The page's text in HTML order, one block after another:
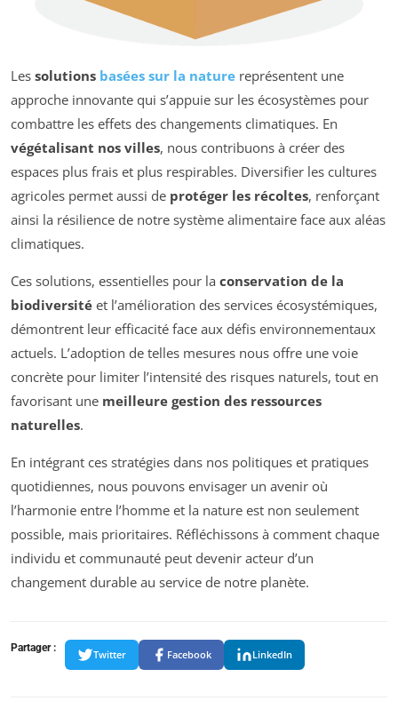
Les solutions basées sur la nature représentent une
approche innovante qui s’appuie sur les écosystèmes pour
combattre les effets des changements climatiques. En
végétalisant nos villes, nous contribuons à créer des
espaces plus frais et plus respirables. Diversifier les cultures
agricoles permet aussi de protéger les récoltes, renforçant
ainsi la résilience de notre système alimentaire face aux aléas
climatiques.
Ces solutions, essentielles pour la conservation de la
biodiversité et l’amélioration des services écosystémiques,
démontrent leur efficacité face aux défis environnementaux
actuels. L’adoption de telles mesures nous offre une voie
concrète pour limiter l’intensité des risques naturels, tout en
favorisant une meilleure gestion des ressources
naturelles.
En intégrant ces stratégies dans nos politiques et pratiques
quotidiennes, nous pouvons envisager un avenir où
l’harmonie entre l’homme et la nature est non seulement
possible, mais prioritaires. Réfléchissons à comment chaque
individu et communauté peut devenir acteur d’un
changement durable au service de notre planète.
Partager :
Twitter Facebook LinkedIn